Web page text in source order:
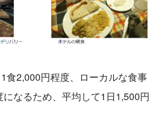
食2,000円程度、ローカルな食事
なるため、平均して1日1,500円